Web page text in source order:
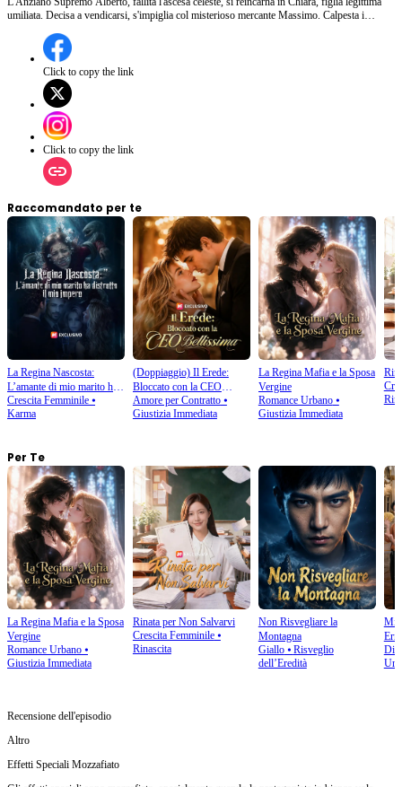
umiliata. Decisa a vendicarsi, s'impiglia col misterioso mercante Massimo. Calpesta i
della Fenice, da lei usato e abbandonato anni prima. Ora, mentre costruisce un impero, deve
riconquistare quella Fenice altezzosa e non deluderla mai più.
Click to copy the link
Click to copy the link
Raccomandato per te
La Regina Nascosta:
L’amante di mio marito ha
distrutto il mio impero
Crescita Femminile ⦁
Karma
(Doppiaggio) Il Erede:
Bloccato con la CEO
Bellissima
Amore per Contratto⦁
Giustizia Immediata
La Regina Mafia e la Sposa
Vergine
Romance Urbano⦁
Giustizia Immediata
Per Te
La Regina Mafia e la Sposa
Vergine
Romance Urbano ⦁
Giustizia Immediata
Rinata per Non Salvarvi
Crescita Femminile⦁
Rinascita
Non Risvegliare la
Montagna
Giallo⦁ Risveglio
dell’Eredità
Mi
Recensione dell'episodio
Altro
Effetti Speciali Mozzafiato